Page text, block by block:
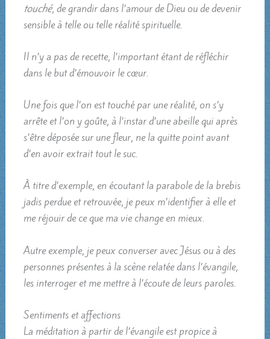
touché, de grandir dans l’amour de Dieu ou de devenir
sensible à telle ou telle réalité spirituelle.
Il n’y a pas de recette, l’important étant de réfléchir
dans le but d’émouvoir le cœur.
Une fois que l’on est touché par une réalité, on s’y
arrête et l’on y goûte, à l’instar d’une abeille qui après
s’être déposée sur une fleur, ne la quitte point avant
d’en avoir extrait tout le suc.
À titre d’exemple, en écoutant la parabole de la brebis
jadis perdue et retrouvée, je peux m’identifier à elle et
me réjouir de ce que ma vie change en mieux.
Autre exemple, je peux converser avec Jésus ou à des
personnes présentes à la scène relatée dans l’évangile,
les interroger et me mettre à l’écoute de leurs paroles.
Sentiments et affections
La méditation à partir de l’évangile est propice à